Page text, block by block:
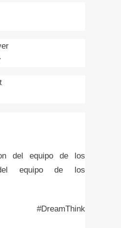
del equipo de los
equipo de los
#DreamThink